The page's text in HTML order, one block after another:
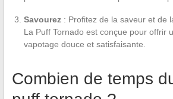
Savourez: Profitez de la saveur et de
La Puff Tornado est conçue pour offrir
vapotage douce et satisfaisante.
Combien de temps